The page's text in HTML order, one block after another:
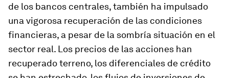
de los bancos centrales, también ha impulsado
una vigorosa recuperación de las condiciones
financieras, a pesar de la sombría situación en el
sector real. Los precios de las acciones han
recuperado terreno, los diferenciales de crédito